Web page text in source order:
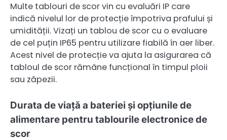
Multe tablouri de scor vin cu evaluări IP care
indică nivelul lor de protecție împotriva prafului și
umidității. Vizați un tablou de scor cu o evaluare
de cel puțin IP65 pentru utilizare fiabilă în aer liber.
Acest nivel de protecție va ajuta la asigurarea că
tabloul de scor rămâne funcțional în timpul ploii
sau zăpezii.
Durata de viață a bateriei și opțiunile de
alimentare pentru tablourile electronice de
scor